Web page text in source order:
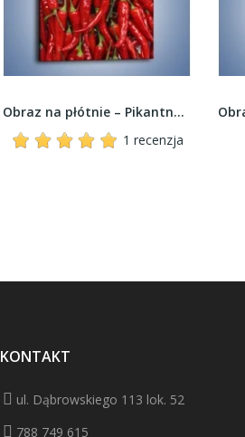
Obraz na płótnie – Mix warzywno-owocowy –...
KONTAKT
ul. Dąbrowskiego 113 lok. 52
788 749 615